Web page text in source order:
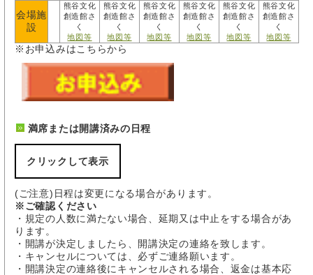
会場施
設
熊谷文化
創造館さ
く
地図等
熊谷文化
創造館さ
く
地図等
熊谷文化
創造館さ
く
地図等
熊谷文化
創造館さ
く
地図等
熊谷文化
創造館さ
く
地図等
熊谷文化
創造館さ
く
地図等
※お申込みはこちらから
満席または開講済みの日程
クリックして表示
(ご注意)日程は変更になる場合があります。
※ご確認ください
・規定の人数に満たない場合、延期又は中止をする場合があ
ります。
・開講が決定しましたら、開講決定の連絡を致します。
・キャンセルについては、必ずご連絡願います。
・開講決定の連絡後にキャンセルされる場合、返金は基本応